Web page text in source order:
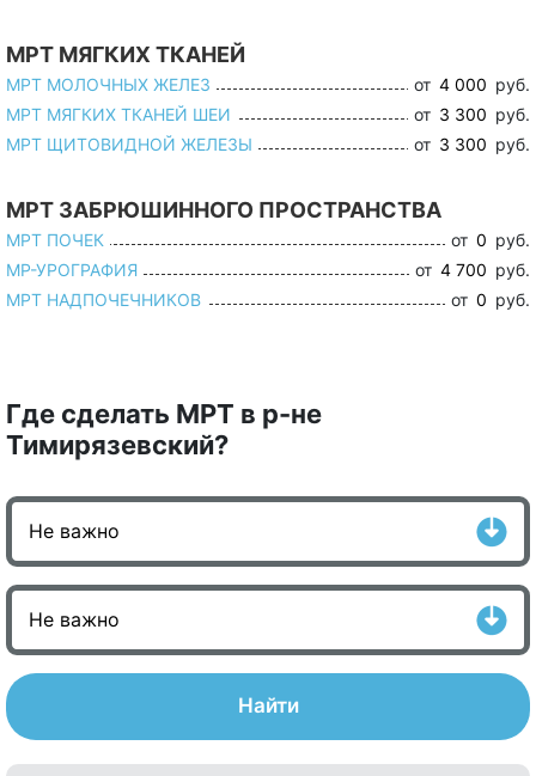
МРТ МЯГКИХ ТКАНЕЙ
МРТ МОЛОЧНЫХ ЖЕЛЕЗ от 4 000 руб.
МРТ МЯГКИХ ТКАНЕЙ ШЕИ
от 3 300 руб.
МРТ ЩИТОВИДНОЙ ЖЕЛЕЗЫ
от 3 300 руб.
МРТ ЗАБРЮШИННОГО ПРОСТРАНСТВА
МРТ ПОЧЕК от 0 руб.
МР-УРОГРАФИЯ
от 4 700 руб.
МРТ НАДПОЧЕЧНИКОВ
от 0 руб.
Где сделать МРТ в р-не
Тимирязевский?
Найти